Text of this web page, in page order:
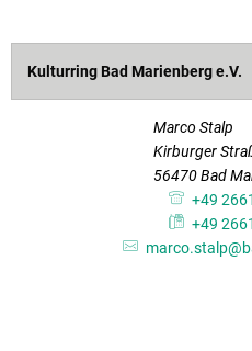
Kulturring Bad Marienberg e.V.
Marco Stalp
Kirburger
56470 Bad
+49
+49